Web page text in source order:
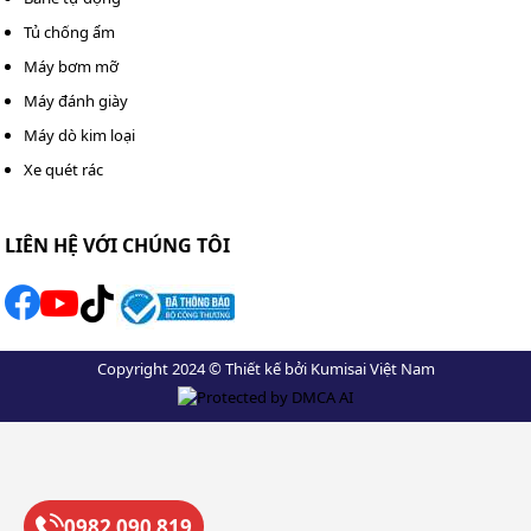
vỉa hè, tường rào, dụng cụ làm vườn,...
Lưu lượng nước chỉ 6 lít/phút, giúp tiết kiệm nước đáng
kể so với cách rửa truyền thống nhưng vẫn đảm bảo
hiệu quả tẩy rửa tốt.
4. An toàn, tiết kiệm
Tủ chống ẩm
Máy bơm mỡ
Máy đánh giày
Máy dò kim loại
Xe quét rác
LIÊN HỆ VỚI CHÚNG TÔI
Copyright 2024 © Thiết kế bởi Kumisai Việt Nam